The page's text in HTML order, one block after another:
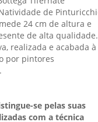
de
24 cm de altura e
de alta qualidade.
realizada e acabada à
por pintores
se pelas suas
com a técnica